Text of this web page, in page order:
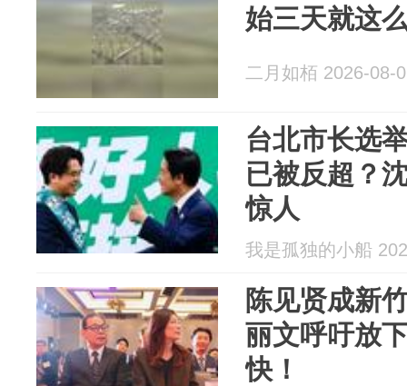
始三天就这
二月如栢 2026-08-
台北市长选
已被反超？
惊人
我是孤独的小船
陈见贤成新
丽文呼吁放
快！